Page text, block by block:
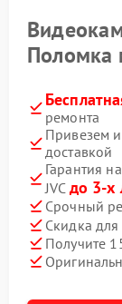
Поломка
ремонта
Привезем и
доставкой
Гарантия
JVC до 3-х
Срочный
Скидка для
Получите